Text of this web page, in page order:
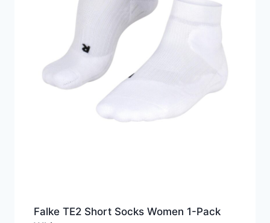
Falke TE2 Short Socks Women 1-Pack